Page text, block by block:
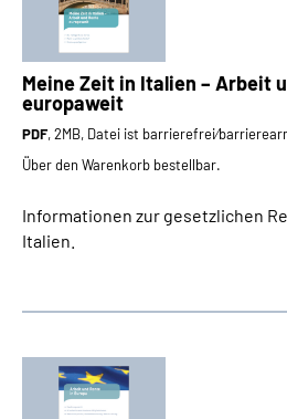
Meine Zeit in Italien – Arbeit
europaweit
PDF, 2MB, Datei ist
Über den Warenkorb bestellbar.
Informationen zur gesetzlichen
Italien.